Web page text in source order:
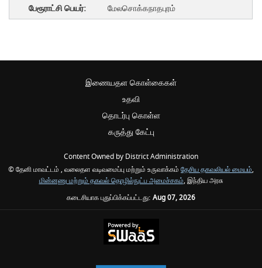
மேலசொக்கநாதபுரம்
இணையதள கொள்கைகள்
உதவி
தொடர்பு கொள்ள
கருத்து கேட்பு
Content Owned by District Administration
© தேனி மாவட்டம் , வலைதள வடிவமைப்பு மற்றும் உருவாக்கம் தேசிய தகவலியல் மையம்,
மின்னணு மற்றும் தகவல் தொழில்நுட்ப அமைச்சகம், இந்திய அரசு
கடைசியாக புதுப்பிக்கப்பட்டது: Aug 07, 2026